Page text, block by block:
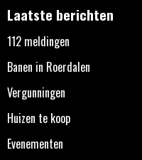
Laatste berichten
112 meldingen
Banen in Roerdalen
Vergunningen
Huizen te koop
Evenementen